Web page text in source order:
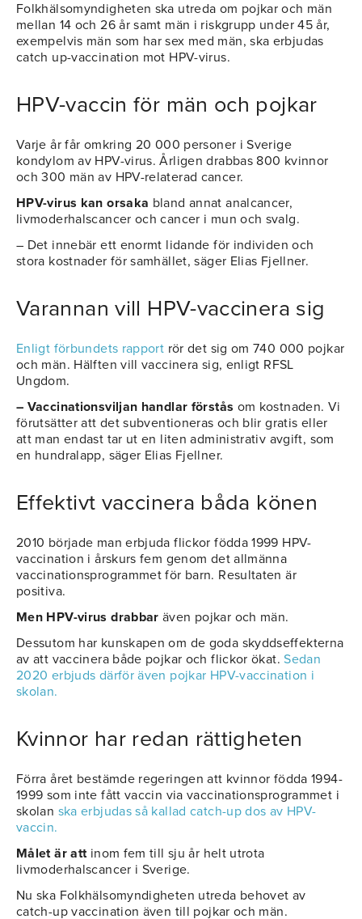
Folkhälsomyndigheten ska utreda om pojkar och män
mellan 14 och 26 år samt män i riskgrupp under 45 år,
exempelvis män som har sex med män, ska erbjudas
catch up-vaccination mot HPV-virus.
HPV-vaccin för män och pojkar
Varje år får omkring 20 000 personer i Sverige
kondylom av HPV-virus. Årligen drabbas 800 kvinnor
och 300 män av HPV-relaterad cancer.
HPV-virus kan orsaka bland annat analcancer,
livmoderhalscancer och cancer i mun och svalg.
– Det innebär ett enormt lidande för individen och
stora kostnader för samhället, säger Elias Fjellner.
Varannan vill HPV-vaccinera sig
Enligt förbundets rapport rör det sig om 740 000 pojkar
och män. Hälften vill vaccinera sig, enligt RFSL
Ungdom.
– Vaccinationsviljan handlar förstås om kostnaden. Vi
förutsätter att det subventioneras och blir gratis eller
att man endast tar ut en liten administrativ avgift, som
en hundralapp, säger Elias Fjellner.
Effektivt vaccinera båda könen
2010 började man erbjuda flickor födda 1999 HPV-
vaccination i årskurs fem genom det allmänna
vaccinationsprogrammet för barn. Resultaten är
positiva.
Men HPV-virus drabbar även pojkar och män.
Dessutom har kunskapen om de goda skyddseffekterna
av att vaccinera både pojkar och flickor ökat.Sedan
2020 erbjuds därför även pojkar HPV-vaccination i
skolan.
Kvinnor har redan rättigheten
Förra året bestämde regeringen att kvinnor födda 1994-
1999 som inte fått vaccin via vaccinationsprogrammet i
skolan ska erbjudas så kallad catch-up dos av HPV-
vaccin.
Målet är attinom fem till sju år helt utrota
livmoderhalscancer i Sverige.
Nu ska Folkhälsomyndigheten utreda behovet av
catch-up vaccination även till pojkar och män.